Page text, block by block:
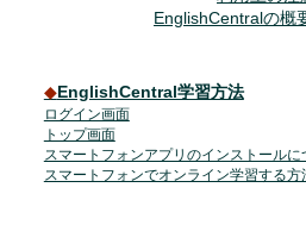
EnglishCentralの概
◆EnglishCentral学習方法
ログイン画面
トップ画面
スマートフォンアプリのインストールに
スマートフォンでオンライン学習する方